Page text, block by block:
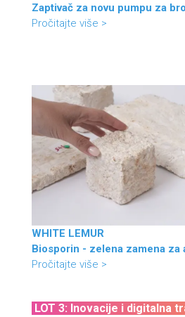
Zaptivač za novu pumpu za
Pročitajte više >
WHITE LEMUR
Biosporin - zelena zamena za
Pročitajte više >
LOT 3: Inovacije i digitalna